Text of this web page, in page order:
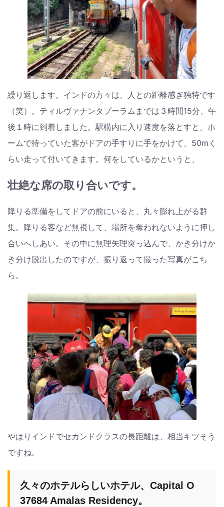
繰り返します。インドの方々は、人との距離感ぎ独特です
（笑）。ティルヴァナンタプーラムまでは３時間15分、午
後１時に到着しました。駅構内に入り速度を落とすと、ホ
ームで待っていた客がドアの手すりに手をかけて、50mく
らい走って付いてきます。何をしているかというと、
壮絶な席の取り合いです。
降りる準備をしてドアの前にいると、丸々膨れ上がる群
集。降りる客など無視して、場所を奪われないように押し
合いへしあい。その中に無理矢理突っ込んで、かき分けか
き分け脱出したのですが、振り返って撮った写真がこち
ら。
やはりインドでセカンドクラスの長距離は、相当キツそう
ですね。
久々のホテルらしいホテル、Capital O
37684 Amalas Residency。